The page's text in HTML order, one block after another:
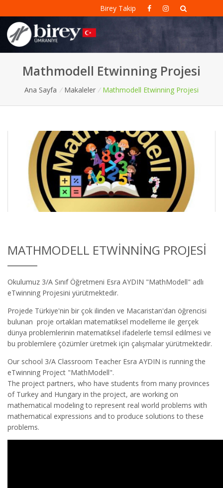
Birey Takip
Mathmodell Etwinning Projesi
Ana Sayfa / Makaleler / Mathmodell Etwinning Projesi
MATHMODELL ETWINNING PROJESI
Okulumuz 3/A Sınıf Öğretmeni Esra AYDIN "MathModell" adlı
eTwinning Projesini yürütmektedir.
Projede Türkiye'nin bir çok ilinden ve Macaristan'dan öğrencisi
bulunan proje ortakları matematiksel modelleme ile gerçek
dünya problemlerinin matematiksel ifadelerle temsil edilmesi ve
bu problemlere çözümler üretmek için çalışmalar yürütmektedir.
Our school 3/A Classroom Teacher Esra AYDIN is running the
eTwinning Project "MathModell".
The project partners, who have students from many provinces
of Turkey and Hungary in the project, are working on
mathematical modeling to represent real world problems with
mathematical expressions and to produce solutions to these
problems.